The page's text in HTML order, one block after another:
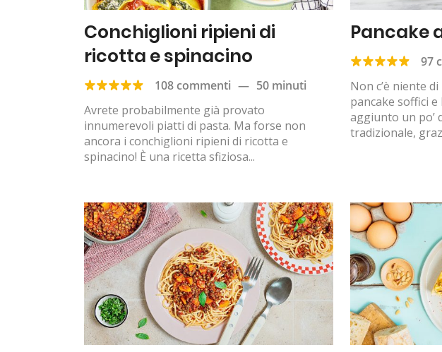
Conchiglioni ripieni di
ricotta e spinacino
108 commenti — 50 minuti
Avrete probabilmente già provato
innumerevoli piatti di pasta. Ma forse non
ancora i conchiglioni ripieni di ricotta e
spinacino! È una ricetta sfiziosa...
Pancake
97
Non c’è niente
pancake soffici
aggiunto un po’
tradizionale,